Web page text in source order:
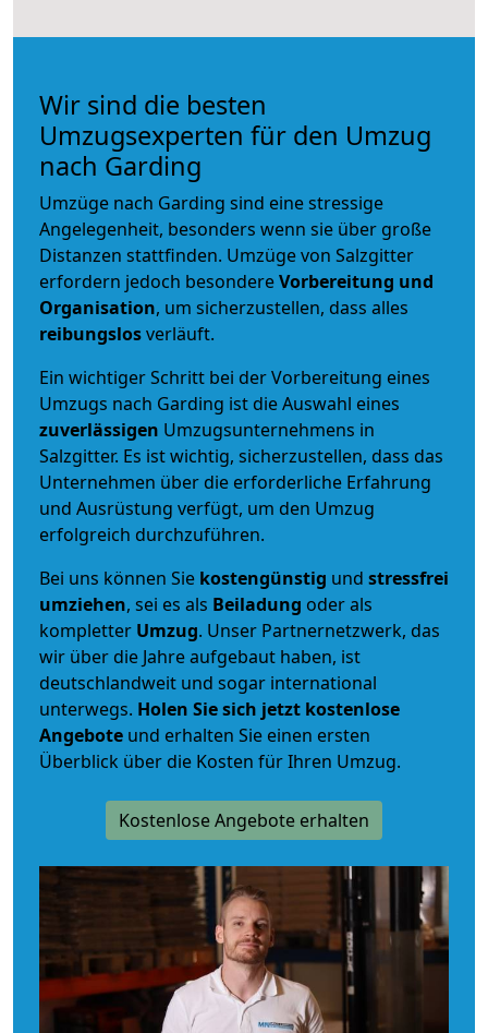
Wir sind die besten
Umzugsexperten für den Umzug
nach Garding
Umzüge nach Garding sind eine stressige
Angelegenheit, besonders wenn sie über große
Distanzen stattfinden. Umzüge von Salzgitter
erfordern jedoch besondereVorbereitung und
Organisation, um sicherzustellen, dass alles
reibungslosverläuft.
Ein wichtiger Schritt bei der Vorbereitung eines
Umzugs nach Garding ist die Auswahl eines
zuverlässigen Umzugsunternehmens in
Salzgitter. Es ist wichtig, sicherzustellen, dass das
Unternehmen über die erforderliche Erfahrung
und Ausrüstung verfügt, um den Umzug
erfolgreich durchzuführen.
Bei uns können Sie kostengünstig und stressfrei
umziehen, sei es als Beiladung oder als
kompletter Umzug. Unser Partnernetzwerk, das
wir über die Jahre aufgebaut haben, ist
deutschlandweit und sogar international
unterwegs. Holen Sie sich jetzt kostenlose
Angebote und erhalten Sie einen ersten
Überblick über die Kosten für Ihren Umzug.
Kostenlose Angebote erhalten